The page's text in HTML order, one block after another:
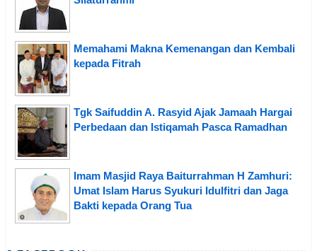
Memahami Makna Kemenangan dan Kembali
kepada Fitrah
Tgk Saifuddin A. Rasyid Ajak Jamaah Hargai
Perbedaan dan Istiqamah Pasca Ramadhan
Imam Masjid Raya Baiturrahman H Zamhuri:
Umat Islam Harus Syukuri Idulfitri dan Jaga
Bakti kepada Orang Tua